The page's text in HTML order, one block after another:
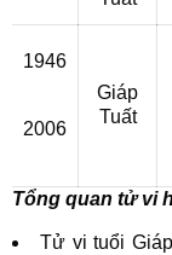
1946
2006
Giáp
Tuất
Tổng quan tử vi
Tử vi tuổi